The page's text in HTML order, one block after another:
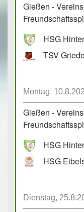
Gießen -
HSG
TSV
Montag,
Gießen -
HSG
Dienstag,